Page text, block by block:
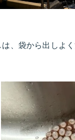
、袋から出しよ